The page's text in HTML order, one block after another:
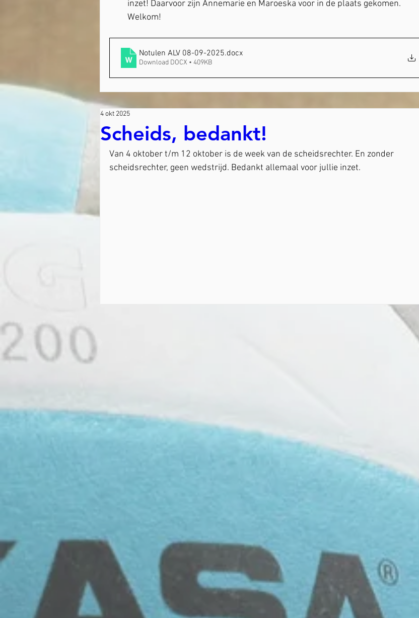
inzet! Daarvoor zijn Annemarie en Maroeska voor in de plaats gekomen.
Welkom!
Notulen ALV 08-09-2025.docx
Download DOCX • 409KB
Scheids, bedankt!
4 okt 2025
Van 4 oktober t/m 12 oktober is de week van de scheidsrechter. En zonder
scheidsrechter, geen wedstrijd. Bedankt allemaal voor jullie inzet.